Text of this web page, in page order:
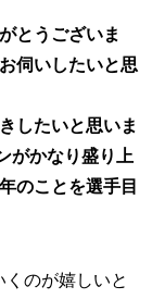
とうございま
伺いしたいと思
したいと思いま
がかなり盛り上
のことを選手目
くのが嬉しいと